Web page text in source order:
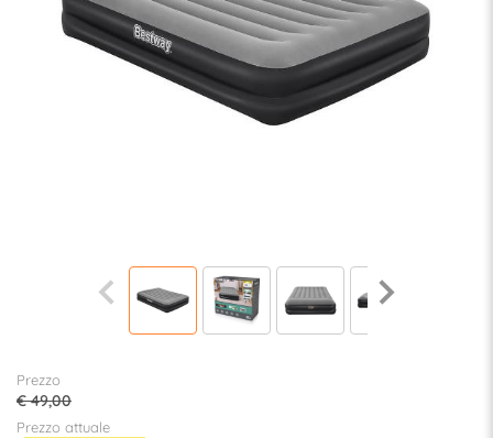
Prezzo
€ 49,00
Prezzo attuale